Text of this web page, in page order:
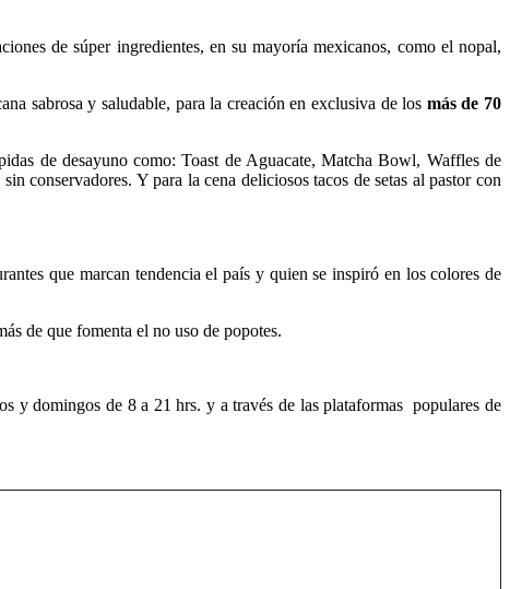
de súper ingredientes, en su mayoría mexicanos, como el nopal,
sabrosa y saludable, para la creación en exclusiva de los más de 70
de desayuno como: Toast de Aguacate, Matcha Bowl, Waffles de
conservadores. Y para la cena deliciosos tacos de setas al pastor con
que marcan tendencia el país y quien se inspiró en los colores de
de que fomenta el no uso de popotes.
y domingos de 8 a 21 hrs. y a través de las plataformas populares de